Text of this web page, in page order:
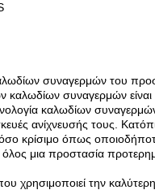
συναγερμών του
συναγερμών είναι
καλωδίων
ανίχνευσής τους.
κρίσιμο όπως
μια προστασία
χρησιμοποιεί την